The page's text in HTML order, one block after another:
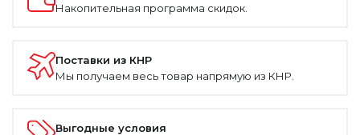
Накопительная программа скидок.
Поставки из КНР
Мы получаем весь товар напрямую из КНР.
Выгодные условия